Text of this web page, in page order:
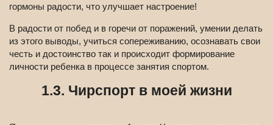
гормоны радости, что улучшает настроение!
В радости от побед и в горечи от поражений, умении делать
из этого выводы, учиться сопереживанию, осознавать свои
честь и достоинство так и происходит формирование
личности ребенка в процессе занятия спортом.
1.3. Чирспорт в моей жизни